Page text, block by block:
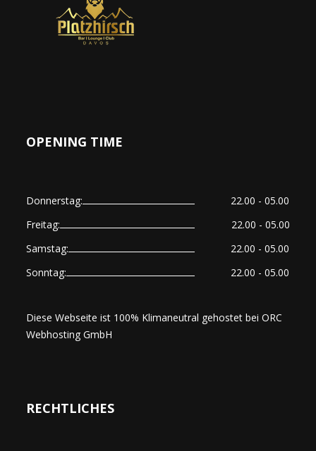
OPENING TIME
Donnerstag:
22.00 - 05.00
Freitag:
22.00 - 05.00
Samstag:
22.00 - 05.00
Sonntag:
22.00 - 05.00
Diese Webseite ist 100% Klimaneutral gehostet beiORC
Webhosting GmbH
RECHTLICHES